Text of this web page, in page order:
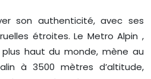
son authenticité, avec ses
étroites. Le Metro Alpin ,
haut du monde, mène au
à 3500 mètres d’altitude,